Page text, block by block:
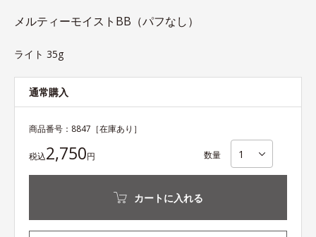
メルティーモイストBB（パフなし）
ライト 35g
通常購入
商品番号： 8847 ［在庫あり］
税込2,750円 数量
カートに入れる